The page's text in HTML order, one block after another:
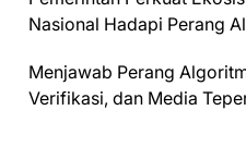
Nasional Hadapi Perang
Menjawab Perang
Verifikasi, dan Media